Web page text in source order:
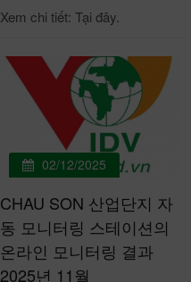
Xem chi tiết: Tại đây.
02/12/2025
CHAU SON 산업단지 자
동 모니터링 스테이션의
온라인 모니터링 결과
2025년 11월